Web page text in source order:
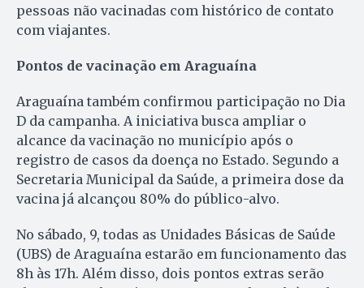
pessoas não vacinadas com histórico de contato
com viajantes.
Pontos de vacinação em Araguaína
Araguaína também confirmou participação no Dia
D da campanha. A iniciativa busca ampliar o
alcance da vacinação no município após o
registro de casos da doença no Estado. Segundo a
Secretaria Municipal da Saúde, a primeira dose da
vacina já alcançou 80% do público-alvo.
No sábado, 9, todas as Unidades Básicas de Saúde
(UBS) de Araguaína estarão em funcionamento das
8h às 17h. Além disso, dois pontos extras serão